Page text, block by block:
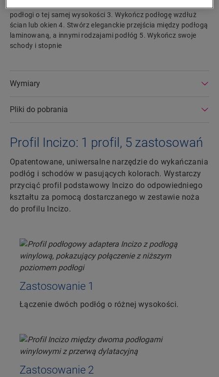
podłogi o tej samej wysokości 3. Wykończ podłogę wzdłuż
ścian lub okien 4. Stwórz eleganckie przejścia między podłogą
laminowaną, a innymi rodzajami podłóg 5. Wykończ swoje
schody i stopnie
Wymiary
Pliki do pobrania
Profil Incizo: 1 profil, 5 zastosowań
Opatentowane, uniwersalne narzędzie do wykańczania
podłóg i schodów w pasujących kolorach. Wystarczy
przyciąć profil podstawowy Incizo do odpowiedniego
kształtu za pomocą dostarczanego w zestawie noża
do profilu Incizo.
Zastosowanie 1
Łączenie dwóch podłóg o różnej wysokości.
Zastosowanie 2